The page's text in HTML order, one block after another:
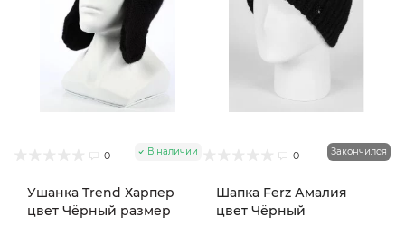
0 В наличии
Ушанка Trend Харпер
цвет Чёрный размер
0 Закончился
Шапка Ferz Амалия
цвет Чёрный